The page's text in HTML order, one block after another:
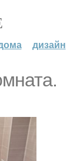
дизайн